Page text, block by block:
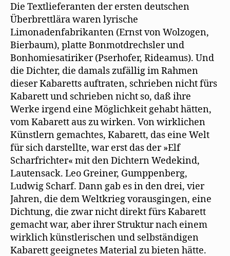
Die Textlieferanten der ersten deutschen
Überbrettlära waren lyrische
Limonadenfabrikanten (Ernst von Wolzogen,
Bierbaum), platte Bonmotdrechsler und
Bonhomiesatiriker (Pserhofer, Rideamus). Und
die Dichter, die damals zufällig im Rahmen
dieser Kabaretts auftraten, schrieben nicht fürs
Kabarett und schrieben nicht so, daß ihre
Werke irgend eine Möglichkeit gehabt hätten,
vom Kabarett aus zu wirken. Von wirklichen
Künstlern gemachtes, Kabarett, das eine Welt
für sich darstellte, war erst das der »Elf
Scharfrichter« mit den Dichtern Wedekind,
Lautensack. Leo Greiner, Gumppenberg,
Ludwig Scharf. Dann gab es in den drei, vier
Jahren, die dem Weltkrieg vorausgingen, eine
Dichtung, die zwar nicht direkt fürs Kabarett
gemacht war, aber ihrer Struktur nach einem
wirklich künstlerischen und selbständigen
Kabarett geeignetes Material zu bieten hätte.